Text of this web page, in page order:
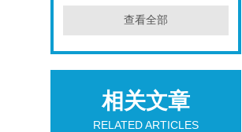
查看全部
相关文章
RELATED ARTICLES